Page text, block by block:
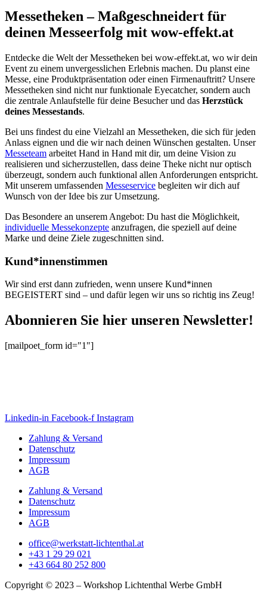
Messetheken – Maßgeschneidert für
deinen Messeerfolg mit wow-effekt.at
Entdecke die Welt der Messetheken bei wow-effekt.at, wo wir dein
Event zu einem unvergesslichen Erlebnis machen. Du planst eine
Messe, eine Produktpräsentation oder einen Firmenauftritt? Unsere
Messetheken sind nicht nur funktionale Eyecatcher, sondern auch
die zentrale Anlaufstelle für deine Besucher und das Herzstück
deines Messestands.
Bei uns findest du eine Vielzahl an Messetheken, die sich für jeden
Anlass eignen und die wir nach deinen Wünschen gestalten. Unser
Messeteam arbeitet Hand in Hand mit dir, um deine Vision zu
realisieren und sicherzustellen, dass deine Theke nicht nur optisch
überzeugt, sondern auch funktional allen Anforderungen entspricht.
Mit unserem umfassenden Messeservice begleiten wir dich auf
Wunsch von der Idee bis zur Umsetzung.
Das Besondere an unserem Angebot: Du hast die Möglichkeit,
individuelle Messekonzepte anzufragen, die speziell auf deine
Marke und deine Ziele zugeschnitten sind.
Kund*innenstimmen
Wir sind erst dann zufrieden, wenn unsere Kund*innen
BEGEISTERT sind – und dafür legen wir uns so richtig ins Zeug!
Abonnieren Sie hier unseren Newsletter!
[mailpoet_form id="1"]
Linkedin-in Facebook-f Instagram
Zahlung & Versand
Datenschutz
Impressum
AGB
Zahlung & Versand
Datenschutz
Impressum
AGB
office@werkstatt-lichtenthal.at
+43 1 29 29 021
+43 664 80 252 800
Copyright © 2023 – Workshop Lichtenthal Werbe GmbH